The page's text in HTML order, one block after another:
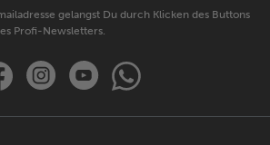
gelangst Du durch Klicken des Buttons
Profi-Newsletters.